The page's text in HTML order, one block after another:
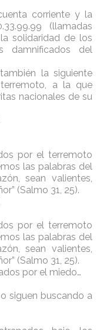
corriente y la
(llamadas
solidaridad de los
damnificados del
la siguiente
a la que
nacionales de su
por el terremoto
las palabras del
sean valientes,
(Salmo 31, 25).
por el terremoto
las palabras del
sean valientes,
(Salmo 31, 25).
por el miedo…
siguen buscando a